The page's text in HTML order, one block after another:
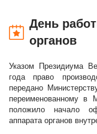
День
органов
Указом Президиума
года право
передано
переименованному
положило начало
аппарата органов